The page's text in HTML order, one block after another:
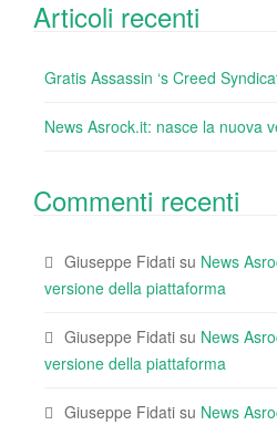
Articoli recenti
Gratis Assassin ‘s Creed
News Asrock.it: nasce la nuova
Commenti recenti
Giuseppe Fidati su News
versione della piattaforma
Giuseppe Fidati su News
versione della piattaforma
Giuseppe Fidati su News